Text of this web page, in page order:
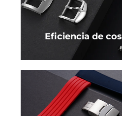
Eficiencia de